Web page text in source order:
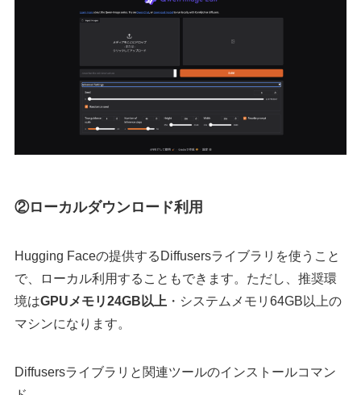
②ローカルダウンロード利用
Hugging Faceの提供するDiffusersライブラリを使うこと
で、ローカル利用することもできます。ただし、推奨環
境はGPUメモリ24GB以上 ・システムメモリ64GB以上の
マシンになります。
Diffusersライブラリと関連ツールのインストールコマン